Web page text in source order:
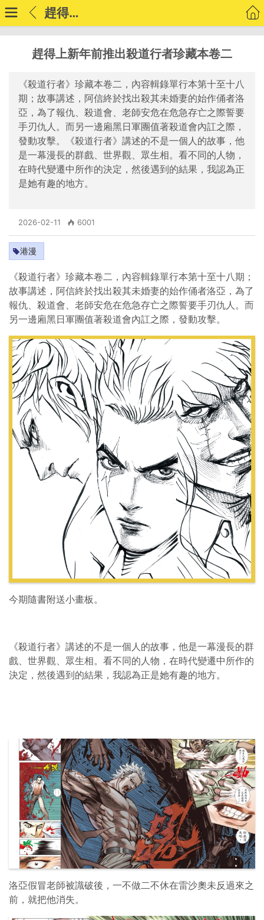
趕得上新年前推出殺道行者珍藏本卷二
趕得上新年前推出殺道行者珍藏本卷二
《殺道行者》珍藏本卷二，內容輯錄單行本第十至十八
期；故事講述，阿信終於找出殺其未婚妻的始作俑者洛
亞，為了報仇、殺道會、老師安危在危急存亡之際誓要
手刃仇人。而另一邊廂黑日軍團值著殺道會內訌之際，
發動攻擊。《殺道行者》講述的不是一個人的故事，他
是一幕漫長的群戲、世界觀、眾生相。看不同的人物，
在時代變遷中所作的決定，然後遇到的結果，我認為正
是她有趣的地方。
2026-02-11 6001
港漫
《殺道行者》珍藏本卷二，內容輯錄單行本第十至十八期；
故事講述，阿信終於找出殺其未婚妻的始作俑者洛亞，為了
報仇、殺道會、老師安危在危急存亡之際誓要手刃仇人。而
另一邊廂黑日軍團值著殺道會內訌之際，發動攻擊。
今期隨書附送小畫板。
《殺道行者》講述的不是一個人的故事，他是一幕漫長的群
戲、世界觀、眾生相。看不同的人物，在時代變遷中所作的
決定，然後遇到的結果，我認為正是她有趣的地方。
洛亞假冒老師被識破後，一不做二不休在雷沙奧未反過來之
前，就把他消失。